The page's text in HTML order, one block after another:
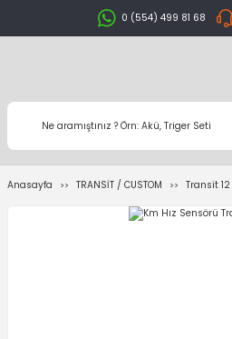
0 (554) 499 81 68
Anasayfa TRANSİT / CUSTOM Transit